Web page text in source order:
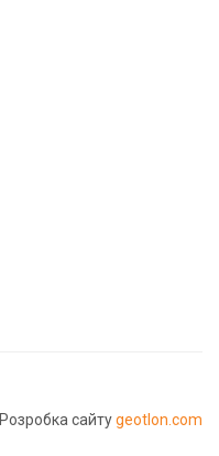
Розробка сайтуgeotlon.com